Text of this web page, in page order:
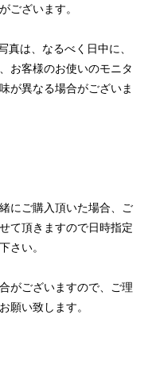
ございます。
は、なるべく日中に、
お客様のお使いのモニタ
が異なる場合がございま
にご購入頂いた場合、ご
て頂きますので日時指定
さい。
がございますので、ご理
願い致します。